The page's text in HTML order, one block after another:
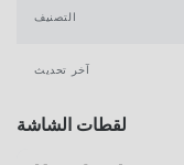
التصنيف
آخر تحديث
لقطات الشاشة